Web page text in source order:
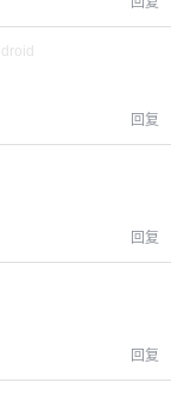
回复
回复
回复